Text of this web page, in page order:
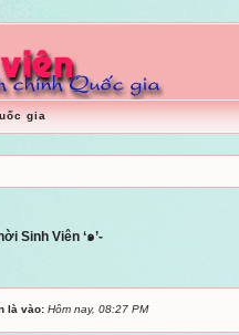
gia
Sinh Viên ‘๑’-
là vào:Hôm nay, 08:27 PM